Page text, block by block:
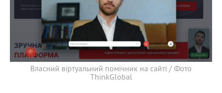
Власний віртуальний помічник на сайті / Фото
ThinkGlobal